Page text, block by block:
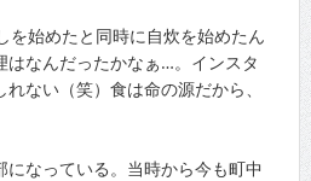
始めたと同時に自炊を始めたん
はなんだったかなぁ…。インスタ
ない（笑）食は命の源だから、
なっている。当時から今も町中